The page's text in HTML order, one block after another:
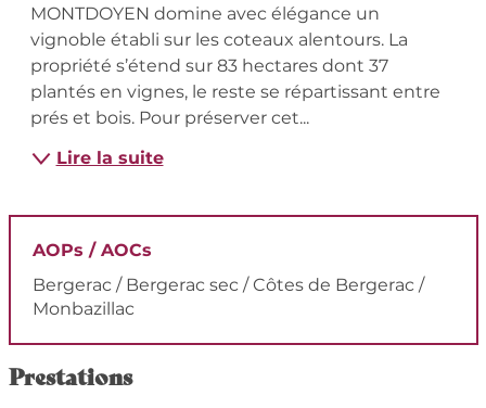
MONTDOYEN domine avec élégance un
vignoble établi sur les coteaux alentours. La
propriété s’étend sur 83 hectares dont 37
plantés en vignes, le reste se répartissant entre
prés et bois. Pour préserver cet...
Lire la suite
AOPs / AOCs
Bergerac / Bergerac sec / Côtes de Bergerac /
Monbazillac
Prestations